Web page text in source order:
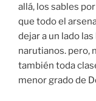
allá, los sables
que todo el
dejar a un lado
narutianos. pero,
también toda
menor grado de